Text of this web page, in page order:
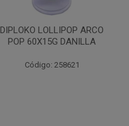
DIPLOKO LOLLIPOP ARCO
CUBO 60X15G DANILL
Código: 258622